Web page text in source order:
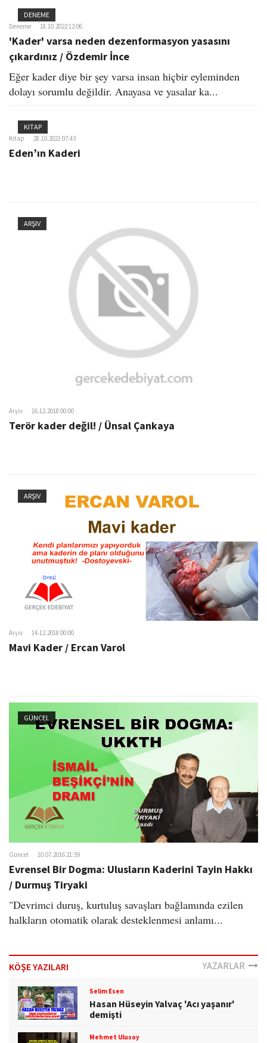
DENEME
Deneme 18.10.2022 12:06
'Kader' varsa neden dezenformasyon yasasını
çıkardınız / Özdemir İnce
Eğer kader diye bir şey varsa insan hiçbir eyleminden
dolayı sorumlu değildir. Anayasa ve yasalar ka...
KITAP
Kitap 28.10.2021 07:43
Eden’ın Kaderi
ARŞIV
Arşiv 16.12.2018 00:00
Terör kader değil! / Ünsal Çankaya
ARŞIV
Arşiv 14.12.2018 00:00
Mavi Kader / Ercan Varol
GÜNCEL
Güncel 10.07.2016 21:59
Evrensel Bir Dogma: Ulusların Kaderini Tayin Hakkı
/ Durmuş Tiryaki
"Devrimci duruş, kurtuluş savaşları bağlamında ezilen
halkların otomatik olarak desteklenmesi anlamı...
KÖŞE YAZILARI YAZARLAR
Selim Esen
Hasan Hüseyin Yalvaç 'Acı yaşanır'
demişti
Mehmet Ulusoy